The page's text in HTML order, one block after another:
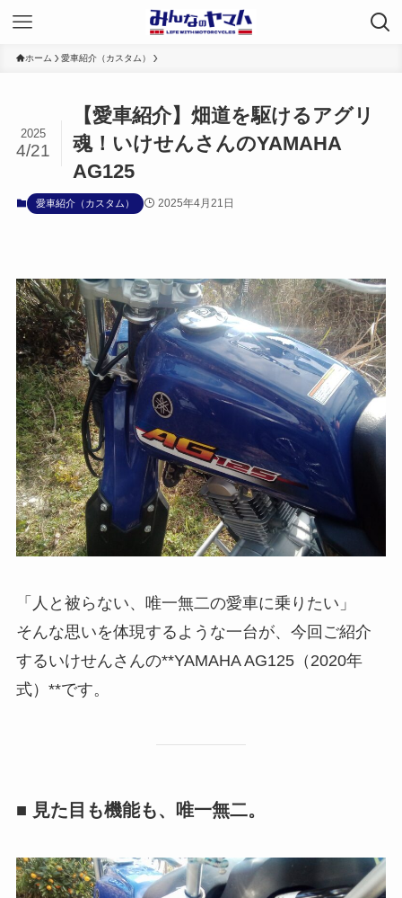
ホーム 愛車紹介（カスタム）
【愛車紹介】畑道を駆けるアグリ
魂！いけせんさんのYAMAHA
AG125
2025
4/21
愛車紹介（カスタム） 2025年4月21日
「人と被らない、唯一無二の愛車に乗りたい」
そんな思いを体現するような一台が、今回ご紹介
するいけせんさんの**YAMAHA AG125（2020年
式）**です。
■ 見た目も機能も、唯一無二。